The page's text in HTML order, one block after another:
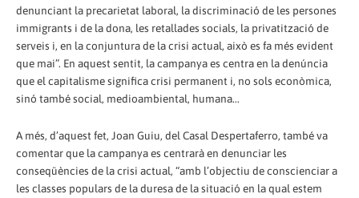
denunciant la precarietat laboral, la discriminació de les persones
immigrants i de la dona, les retallades socials, la privatització de
serveis i, en la conjuntura de la crisi actual, això es fa més evident
que mai”. En aquest sentit, la campanya es centra en la denúncia
que el capitalisme significa crisi permanent i, no sols econòmica,
sinó també social, medioambiental, humana...
A més, d’aquest fet, Joan Guiu, del Casal Despertaferro, també va
comentar que la campanya es centrarà en denunciar les
conseqüències de la crisi actual, “amb l’objectiu de conscienciar a
les classes populars de la duresa de la situació en la qual estem